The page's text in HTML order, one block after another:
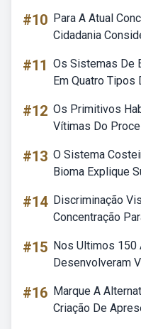
#10 Para A Atual
Cidadania
#11 Os Sistemas De
Em Quatro Tipos
#12 Os Primitivos
Vítimas Do
#13 O Sistema
Bioma Explique
#14 Discriminação
Concentração
#15 Nos Ultimos 150
Desenvolveram
#16 Marque A
Criação De